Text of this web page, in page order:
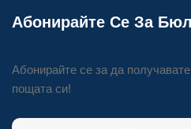
Абонирайте Се За
Абонирайте се за да
пощата си!